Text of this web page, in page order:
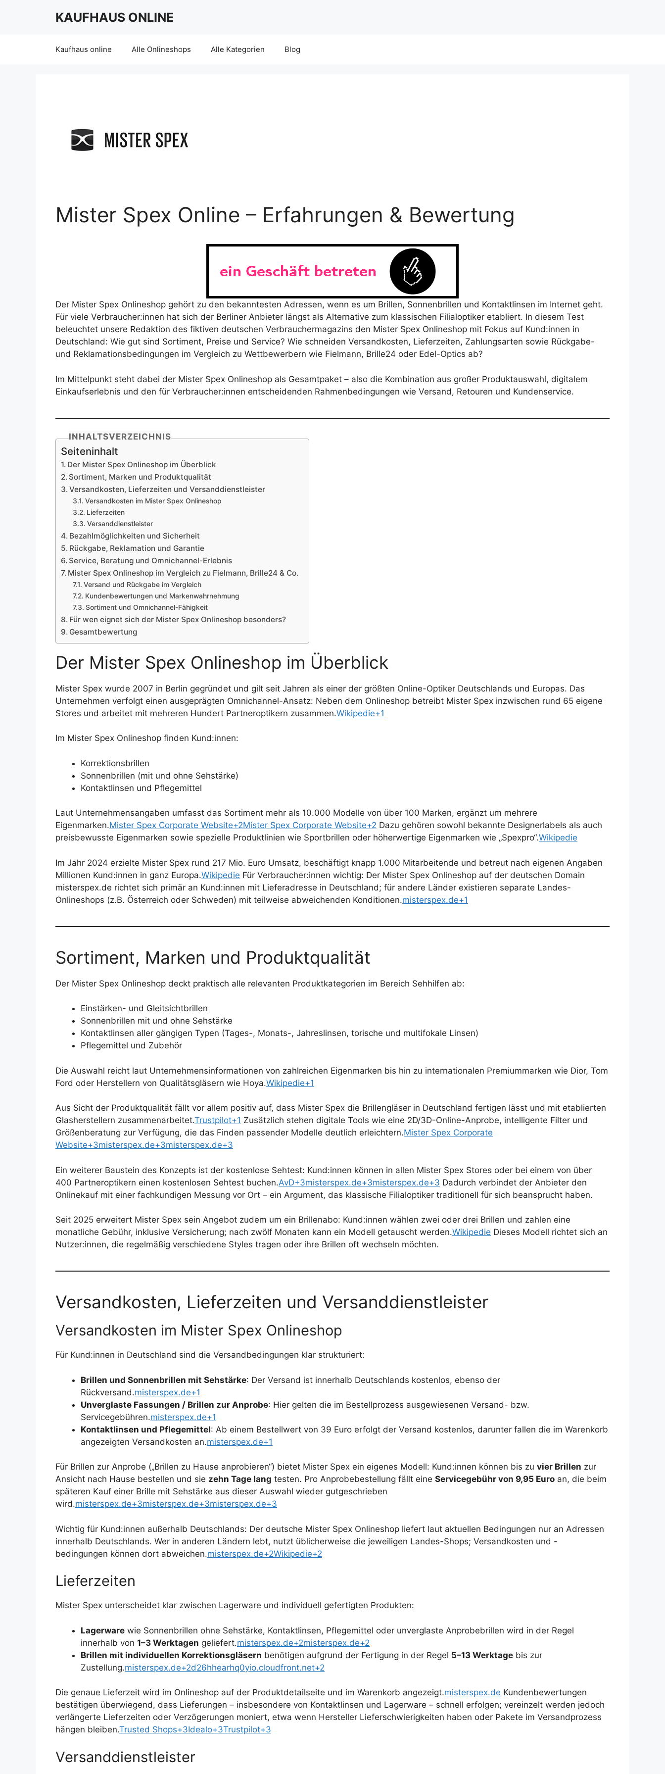
KAUFHAUS ONLINE
Kaufhaus online Alle Onlineshops Alle Kategorien Blog
Mister Spex Online – Erfahrungen & Bewertung
Der Mister Spex Onlineshop gehört zu den bekanntesten Adressen, wenn es um Brillen, Sonnenbrillen und Kontaktlinsen im Internet geht.
Für viele Verbraucher:innen hat sich der Berliner Anbieter längst als Alternative zum klassischen Filialoptiker etabliert. In diesem Test
beleuchtet unsere Redaktion des fiktiven deutschen Verbrauchermagazins den Mister Spex Onlineshop mit Fokus auf Kund:innen in
Deutschland: Wie gut sind Sortiment, Preise und Service? Wie schneiden Versandkosten, Lieferzeiten, Zahlungsarten sowie Rückgabe-
und Reklamationsbedingungen im Vergleich zu Wettbewerbern wie Fielmann, Brille24 oder Edel-Optics ab?
Im Mittelpunkt steht dabei der Mister Spex Onlineshop als Gesamtpaket – also die Kombination aus großer Produktauswahl, digitalem
Einkaufserlebnis und den für Verbraucher:innen entscheidenden Rahmenbedingungen wie Versand, Retouren und Kundenservice.
INHALTSVERZEICHNIS
Seiteninhalt
Der Mister Spex Onlineshop im Überblick
Sortiment, Marken und Produktqualität
Versandkosten, Lieferzeiten und Versanddienstleister
Versandkosten im Mister Spex Onlineshop
Lieferzeiten
Versanddienstleister
Bezahlmöglichkeiten und Sicherheit
Rückgabe, Reklamation und Garantie
Service, Beratung und Omnichannel-Erlebnis
Mister Spex Onlineshop im Vergleich zu Fielmann, Brille24 & Co.
Versand und Rückgabe im Vergleich
Kundenbewertungen und Markenwahrnehmung
Sortiment und Omnichannel-Fähigkeit
Für wen eignet sich der Mister Spex Onlineshop besonders?
Gesamtbewertung
Der Mister Spex Onlineshop im Überblick
Mister Spex wurde 2007 in Berlin gegründet und gilt seit Jahren als einer der größten Online-Optiker Deutschlands und Europas. Das
Unternehmen verfolgt einen ausgeprägten Omnichannel-Ansatz: Neben dem Onlineshop betreibt Mister Spex inzwischen rund 65 eigene
Stores und arbeitet mit mehreren Hundert Partneroptikern zusammen.Wikipedie+1
Im Mister Spex Onlineshop finden Kund:innen:
Korrektionsbrillen
Sonnenbrillen (mit und ohne Sehstärke)
Kontaktlinsen und Pflegemittel
Laut Unternehmensangaben umfasst das Sortiment mehr als 10.000 Modelle von über 100 Marken, ergänzt um mehrere
Eigenmarken.Mister Spex Corporate Website+2Mister Spex Corporate Website+2 Dazu gehören sowohl bekannte Designerlabels als auch
preisbewusste Eigenmarken sowie spezielle Produktlinien wie Sportbrillen oder höherwertige Eigenmarken wie „Spexpro“.Wikipedie
Im Jahr 2024 erzielte Mister Spex rund 217 Mio. Euro Umsatz, beschäftigt knapp 1.000 Mitarbeitende und betreut nach eigenen Angaben
Millionen Kund:innen in ganz Europa.Wikipedie Für Verbraucher:innen wichtig: Der Mister Spex Onlineshop auf der deutschen Domain
misterspex.de richtet sich primär an Kund:innen mit Lieferadresse in Deutschland; für andere Länder existieren separate Landes-
Onlineshops (z.B. Österreich oder Schweden) mit teilweise abweichenden Konditionen.misterspex.de+1
Sortiment, Marken und Produktqualität
Der Mister Spex Onlineshop deckt praktisch alle relevanten Produktkategorien im Bereich Sehhilfen ab:
Einstärken- und Gleitsichtbrillen
Sonnenbrillen mit und ohne Sehstärke
Kontaktlinsen aller gängigen Typen (Tages-, Monats-, Jahreslinsen, torische und multifokale Linsen)
Pflegemittel und Zubehör
Die Auswahl reicht laut Unternehmensinformationen von zahlreichen Eigenmarken bis hin zu internationalen Premiummarken wie Dior, Tom
Ford oder Herstellern von Qualitätsgläsern wie Hoya.Wikipedie+1
Aus Sicht der Produktqualität fällt vor allem positiv auf, dass Mister Spex die Brillengläser in Deutschland fertigen lässt und mit etablierten
Glasherstellern zusammenarbeitet.Trustpilot+1 Zusätzlich stehen digitale Tools wie eine 2D/3D-Online-Anprobe, intelligente Filter und
Größenberatung zur Verfügung, die das Finden passender Modelle deutlich erleichtern.Mister Spex Corporate
Website+3misterspex.de+3misterspex.de+3
Ein weiterer Baustein des Konzepts ist der kostenlose Sehtest: Kund:innen können in allen Mister Spex Stores oder bei einem von über
400 Partneroptikern einen kostenlosen Sehtest buchen.AvD+3misterspex.de+3misterspex.de+3 Dadurch verbindet der Anbieter den
Onlinekauf mit einer fachkundigen Messung vor Ort – ein Argument, das klassische Filialoptiker traditionell für sich beansprucht haben.
Seit 2025 erweitert Mister Spex sein Angebot zudem um ein Brillenabo: Kund:innen wählen zwei oder drei Brillen und zahlen eine
monatliche Gebühr, inklusive Versicherung; nach zwölf Monaten kann ein Modell getauscht werden.Wikipedie Dieses Modell richtet sich an
Nutzer:innen, die regelmäßig verschiedene Styles tragen oder ihre Brillen oft wechseln möchten.
Versandkosten, Lieferzeiten und Versanddienstleister
Versandkosten im Mister Spex Onlineshop
Für Kund:innen in Deutschland sind die Versandbedingungen klar strukturiert:
Brillen und Sonnenbrillen mit Sehstärke: Der Versand ist innerhalb Deutschlands kostenlos, ebenso der
Rückversand.misterspex.de+1
Unverglaste Fassungen / Brillen zur Anprobe: Hier gelten die im Bestellprozess ausgewiesenen Versand- bzw.
Servicegebühren.misterspex.de+1
Kontaktlinsen und Pflegemittel: Ab einem Bestellwert von 39 Euro erfolgt der Versand kostenlos, darunter fallen die im Warenkorb
angezeigten Versandkosten an.misterspex.de+1
Für Brillen zur Anprobe („Brillen zu Hause anprobieren“) bietet Mister Spex ein eigenes Modell: Kund:innen können bis zu vier Brillen zur
Ansicht nach Hause bestellen und sie zehn Tage lang testen. Pro Anprobebestellung fällt eine Servicegebühr von 9,95 Euro an, die beim
späteren Kauf einer Brille mit Sehstärke aus dieser Auswahl wieder gutgeschrieben
wird.misterspex.de+3misterspex.de+3misterspex.de+3
Wichtig für Kund:innen außerhalb Deutschlands: Der deutsche Mister Spex Onlineshop liefert laut aktuellen Bedingungen nur an Adressen
innerhalb Deutschlands. Wer in anderen Ländern lebt, nutzt üblicherweise die jeweiligen Landes-Shops; Versandkosten und -
bedingungen können dort abweichen.misterspex.de+2Wikipedie+2
Lieferzeiten
Mister Spex unterscheidet klar zwischen Lagerware und individuell gefertigten Produkten:
Lagerware wie Sonnenbrillen ohne Sehstärke, Kontaktlinsen, Pflegemittel oder unverglaste Anprobebrillen wird in der Regel
innerhalb von 1–3 Werktagen geliefert.misterspex.de+2misterspex.de+2
Brillen mit individuellen Korrektionsgläsern benötigen aufgrund der Fertigung in der Regel 5–13 Werktage bis zur
Zustellung.misterspex.de+2d26hhearhq0yio.cloudfront.net+2
Die genaue Lieferzeit wird im Onlineshop auf der Produktdetailseite und im Warenkorb angezeigt.misterspex.de Kundenbewertungen
bestätigen überwiegend, dass Lieferungen – insbesondere von Kontaktlinsen und Lagerware – schnell erfolgen; vereinzelt werden jedoch
verlängerte Lieferzeiten oder Verzögerungen moniert, etwa wenn Hersteller Lieferschwierigkeiten haben oder Pakete im Versandprozess
hängen bleiben.Trusted Shops+3Idealo+3Trustpilot+3
Versanddienstleister